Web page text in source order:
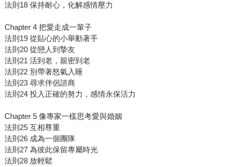
法則18 保持耐心，化解感情壓力
Chapter 4 把愛走成一輩子
法則19 從貼心的小舉動著手
法則20 從戀人到摯友
法則21 活到老，親密到老
法則22 別帶著怒氣入睡
法則23 尋求伴侶諮商
法則24 投入正確的努力，感情永保活力
Chapter 5 像專家一樣思考愛與婚姻
法則25 互相尊重
法則26 成為一個團隊
法則27 為彼此保留專屬時光
法則28 放輕鬆